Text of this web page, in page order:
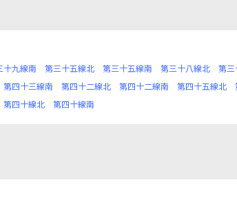
十九線南 第三十五線北 第三十五線南 第三十八線北 第三
第四十三線南 第四十二線北 第四十二線南 第四十五線北
第四十線北 第四十線南